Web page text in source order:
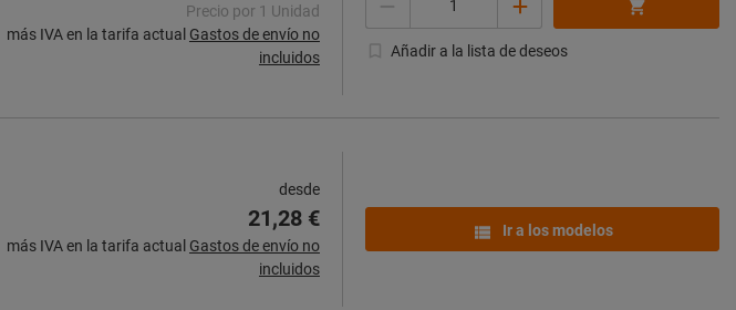
Precio por 1 Unidad
más IVA en la tarifa actual Gastos de envío no
incluidos
Añadir a la lista de deseos
desde
21,28 €
más IVA en la tarifa actual Gastos de envío no
incluidos
Ir a los modelos